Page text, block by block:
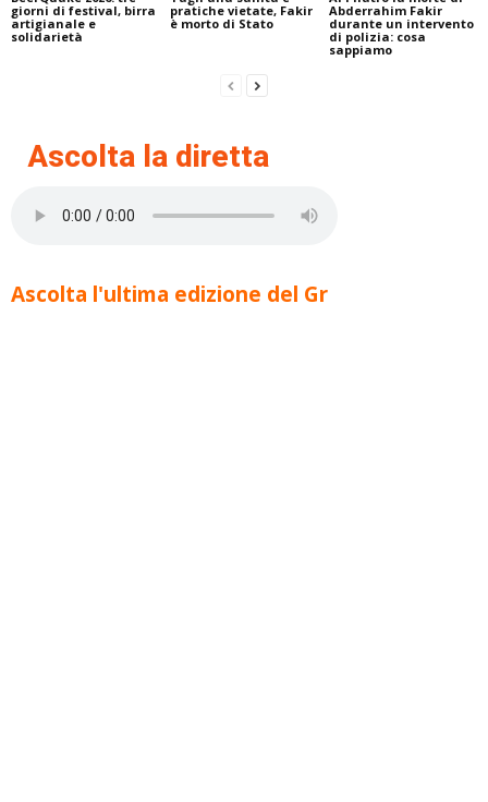
giorni di festival, birra
artigianale e
solidarietà
pratiche vietate, Fakir
è morto di Stato
Abderrahim Fakir
durante un intervento
di polizia: cosa
sappiamo
Ascolta la diretta
Ascolta l'ultima edizione del Gr